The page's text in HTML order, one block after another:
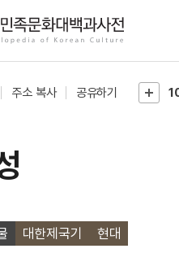
주소 복사 공유하기
대한제국기 현대